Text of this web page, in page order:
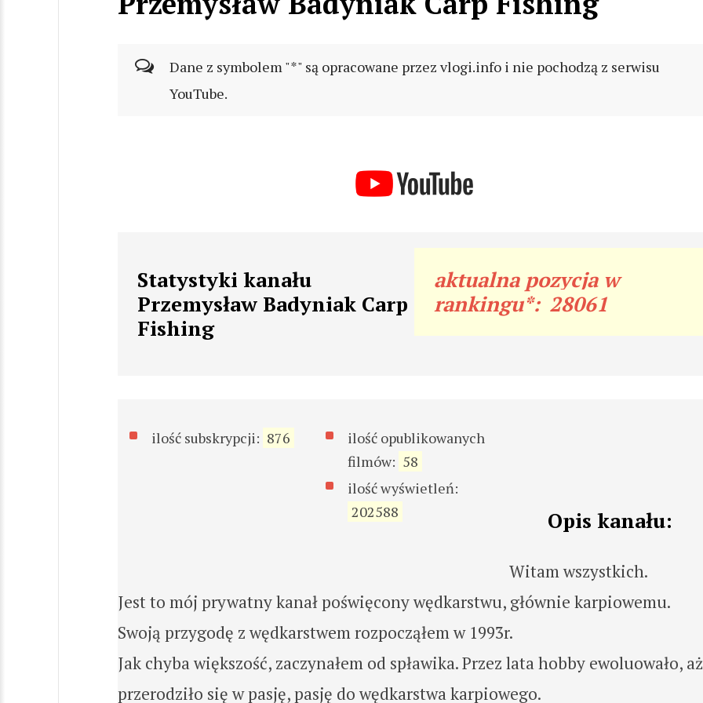
Dane z symbolem "*" są opracowane przez vlogi.info i nie pochodzą z serwisu
YouTube.
Statystyki kanału
Przemysław Badyniak Carp
Fishing
aktualna pozycja w
rankingu*: 28061
ilość subskrypcji: 876
ilość opublikowanych
filmów: 58
ilość wyświetleń:
202588
Opis kanału:
Witam wszystkich.
Jest to mój prywatny kanał poświęcony wędkarstwu, głównie karpiowemu.
Swoją przygodę z wędkarstwem rozpocząłem w 1993r.
Jak chyba większość, zaczynałem od spławika. Przez lata hobby ewoluowało, aż
przerodziło się w pasję, pasję do wędkarstwa karpiowego.